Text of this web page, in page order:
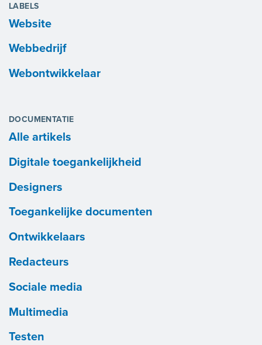
LABELS
Website
Webbedrijf
Webontwikkelaar
DOCUMENTATIE
Alle artikels
Digitale toegankelijkheid
Designers
Toegankelijke documenten
Ontwikkelaars
Redacteurs
Sociale media
Multimedia
Testen